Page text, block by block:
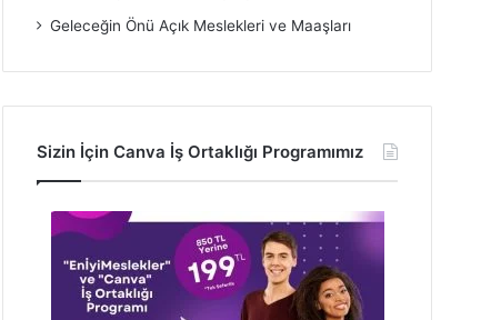
Geleceğin Önü Açık Meslekleri ve Maaşları
Sizin İçin Canva İş Ortaklığı Programımız